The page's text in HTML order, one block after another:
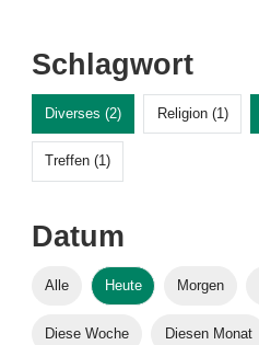
Schlagwort
Diverses (2) Religion (1)
Treffen (1)
Datum
Alle Heute Morgen
Diese Woche Diesen Monat